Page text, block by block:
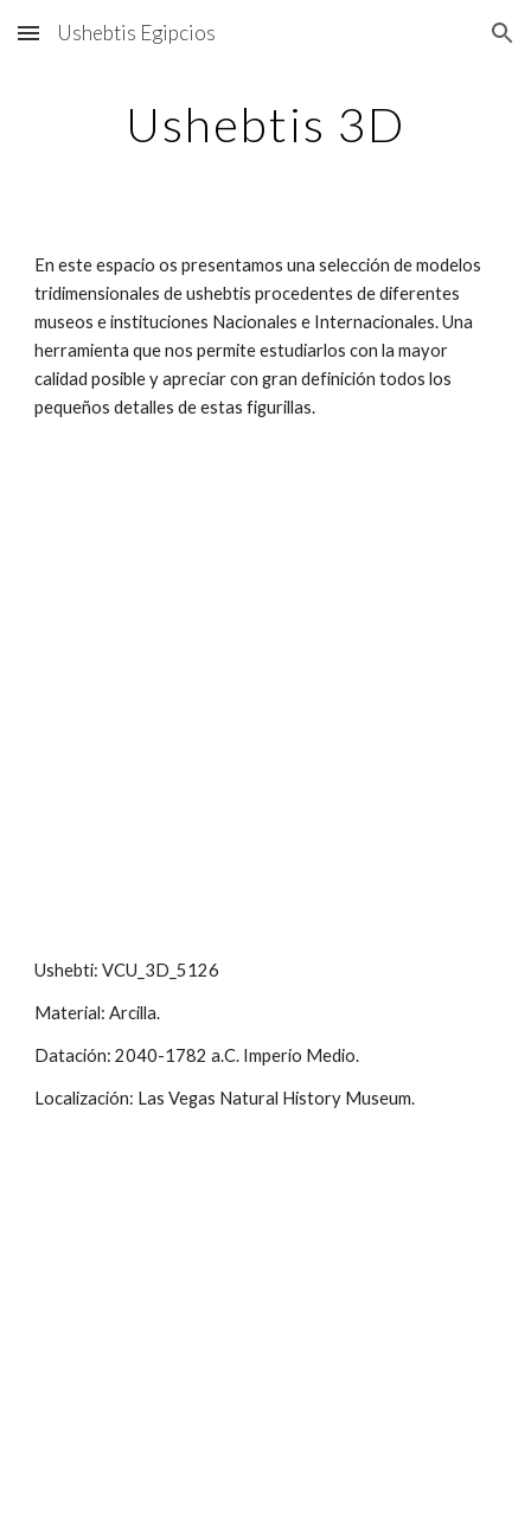
Skip to main content Skip to navigation
Ushebtis Egipcios
Ushebtis 3D
En este espacio os presentamos una selección de modelos
tridimensionales de ushebtis procedentes de diferentes
museos e instituciones Nacionales e Internacionales. Una
herramienta que nos permite estudiarlos con la mayor
calidad posible y apreciar con gran definición todos los
pequeños detalles de estas figurillas.
Ushebti: VCU_3D_5126
Material: Arcilla.
Datación: 2040-1782 a.C. Imperio Medio.
Localización: Las Vegas Natural History Museum.